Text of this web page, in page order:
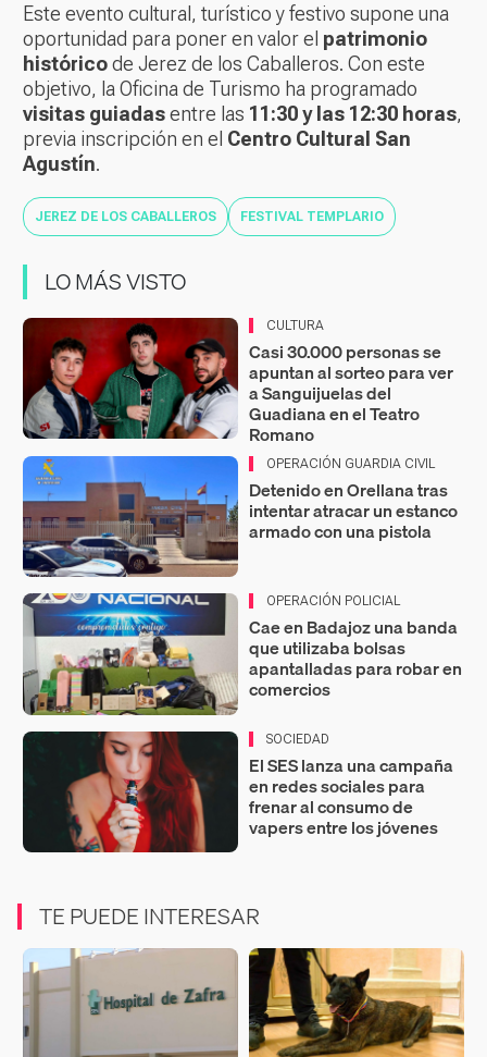
Este evento cultural, turístico y festivo supone una
oportunidad para poner en valor el patrimonio
históricode Jerez de los Caballeros. Con este
objetivo, la Oficina de Turismo ha programado
visitas guiadasentre las 11:30 y las 12:30 horas,
previa inscripción en el Centro Cultural San
Agustín.
JEREZ DE LOS CABALLEROS FESTIVAL TEMPLARIO
LO MÁS VISTO
CULTURA
Casi 30.000 personas se
apuntan al sorteo para ver
a Sanguijuelas del
Guadiana en el Teatro
Romano
OPERACIÓN GUARDIA CIVIL
Detenido en Orellana tras
intentar atracar un estanco
armado con una pistola
OPERACIÓN POLICIAL
Cae en Badajoz una banda
que utilizaba bolsas
apantalladas para robar en
comercios
SOCIEDAD
El SES lanza una campaña
en redes sociales para
frenar al consumo de
vapers entre los jóvenes
TE PUEDE INTERESAR